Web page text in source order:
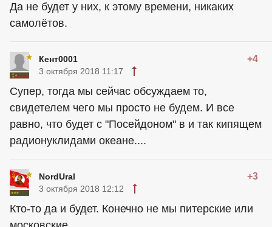
Да не будет у них, к этому времени, никаких
самолётов.
Кент0001 +4
3 октября 2018 11:17
Супер, тогда мы сейчас обсуждаем то,
свидетелем чего мы просто не будем. И все
равно, что будет с "Посейдоном" в и так кипящем
радионуклидами океане....
NordUral +3
3 октября 2018 12:12
Кто-то да и будет. Конечно не мы питерские или